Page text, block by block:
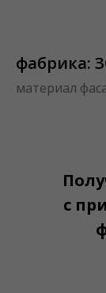
фабрика:
материал
с